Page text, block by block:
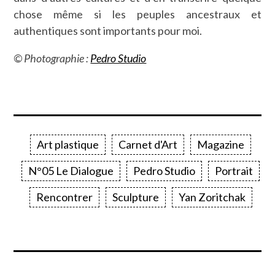
chose même si les peuples ancestraux et
authentiques sont importants pour moi.
© Photographie :Pedro Studio
Art plastique Carnet d'Art
Magazine
N°05 Le Dialogue
Pedro Studio
Portrait
Rencontrer
Sculpture Yan Zoritchak